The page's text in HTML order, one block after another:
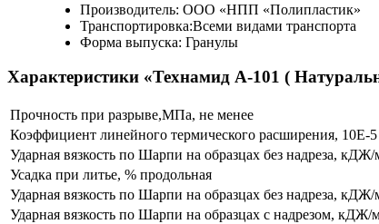
Производитель: ООО «НПП «Полипластик»
Транспортировка:Всеми видами транспорта
Форма выпуска: Гранулы
Характеристики «Технамид А-101 (
Прочность при разрыве,МПа, не менее
Коэффициент линейного термического расширения, 10Е-
Ударная вязкость по Шарпи на образцах без надреза,
Усадка при литье, % продольная
Ударная вязкость по Шарпи на образцах без надреза,
Ударная вязкость по Шарпи на образцах с надрезом,